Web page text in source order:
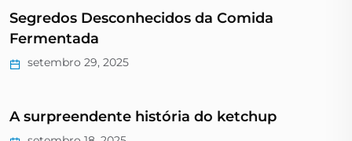
Segredos Desconhecidos da Comida
Fermentada
setembro 29, 2025
A surpreendente história do ketchup